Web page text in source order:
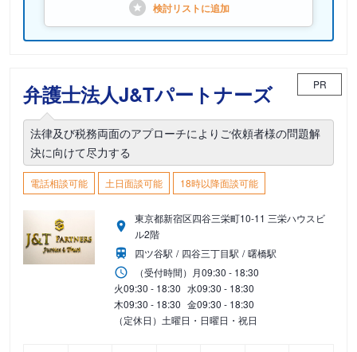
検討リストに追加
弁護士法人J&Tパートナーズ PR
法律及び税務両面のアプローチによりご依頼者様の問題解
決に向けて尽力する
電話相談可能 土日面談可能 18時以降面談可能
東京都新宿区四谷三栄町10-11 三栄ハウスビ
ル2階
四ツ谷駅
四谷三丁目駅
曙橋駅
（受付時間） 月09:30 - 18:30
火09:30 - 18:30 水09:30 - 18:30
木09:30 - 18:30 金09:30 - 18:30
（定休日）土曜日・日曜日・祝日